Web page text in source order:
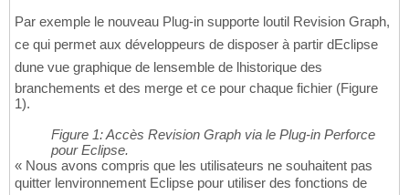
Par exemple le nouveau Plug-in supporte loutil Revision Graph,
ce qui permet aux développeurs de disposer à partir dEclipse
dune vue graphique de lensemble de lhistorique des
branchements et des merge et ce pour chaque fichier (Figure
1).
Figure 1: Accès Revision Graph via le Plug-in Perforce
pour Eclipse.
« Nous avons compris que les utilisateurs ne souhaitent pas
quitter lenvironnement Eclipse pour utiliser des fonctions de